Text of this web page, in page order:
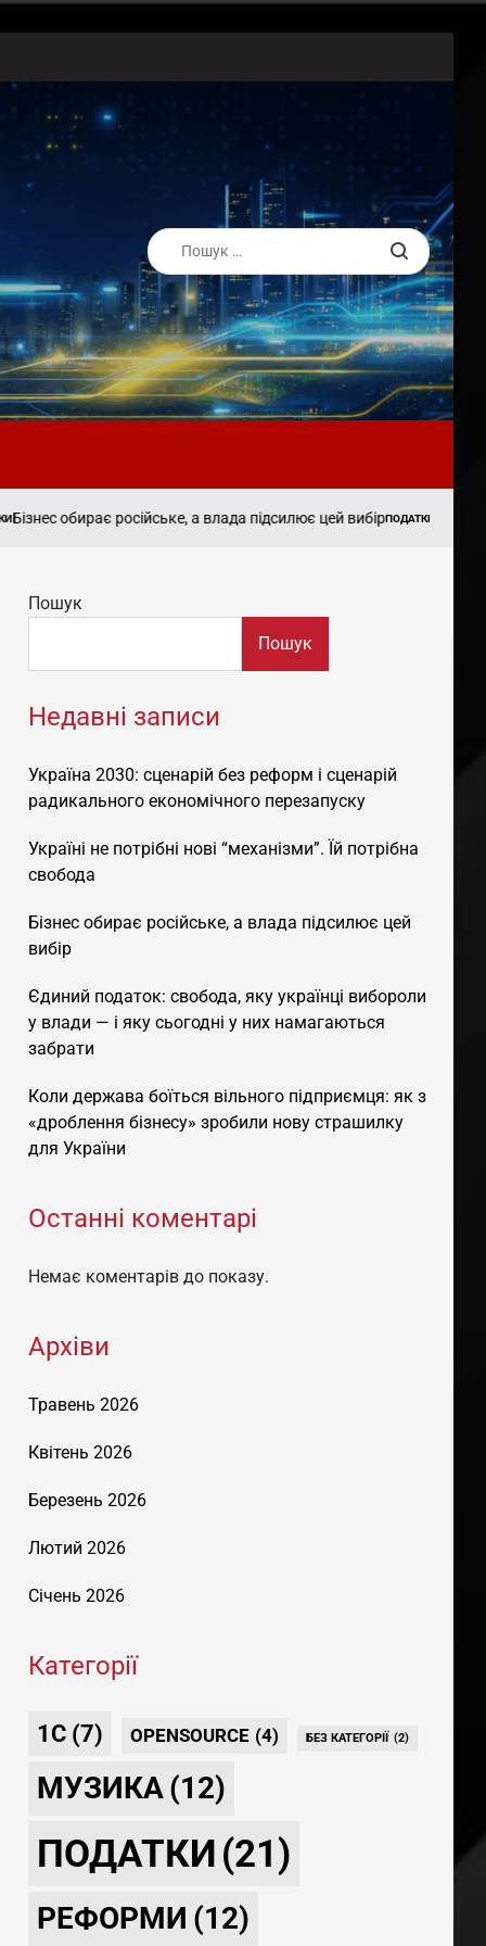
Пошук:
російське, а влада підсилює цей вибірPOSTED
ПОДАТКИЄдиний податок:
Пошук
Пошук
Недавні записи
Україна 2030: сценарій без реформ і сценарій
радикального економічного перезапуску
Україні не потрібні нові “механізми”. Їй потрібна
свобода
Бізнес обирає російське, а влада підсилює цей
вибір
Єдиний податок: свобода, яку українці вибороли
у влади — і яку сьогодні у них намагаються
забрати
Коли держава боїться вільного підприємця: як з
«дроблення бізнесу» зробили нову страшилку
для України
Останні коментарі
Немає коментарів до показу.
Архіви
Травень 2026
Квітень 2026
Березень 2026
Лютий 2026
Січень 2026
Категорії
1С (7) OPENSOURCE (4) БЕЗ КАТЕГОРІЇ (2)
МУЗИКА(12)
ПОДАТКИ (21)
РЕФОРМИ (12)